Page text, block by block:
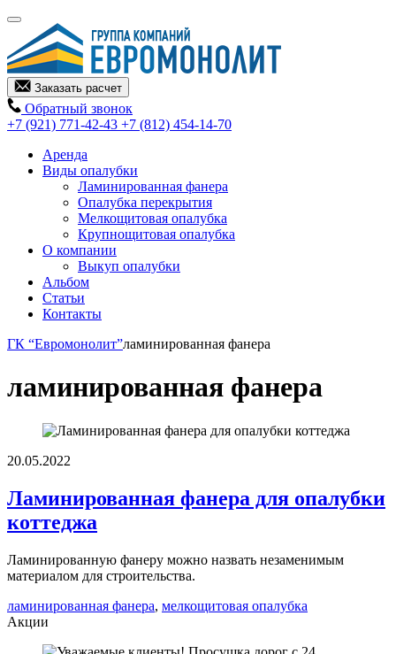
Заказать расчет
Обратный звонок
+7 (921) 771-42-43 +7 (812) 454-14-70
Аренда
Виды опалубки
Ламинированная фанера
Опалубка перекрытия
Мелкощитовая опалубка
Крупнощитовая опалубка
О компании
Выкуп опалубки
Альбом
Статьи
Контакты
ГК “Евромонолит”ламинированная фанера
ламинированная фанера
20.05.2022
Ламинированная фанера для опалубки
коттеджа
Ламинированную фанеру можно назвать незаменимым
материалом для строительства.
ламинированная фанера, мелкощитовая опалубка
Акции